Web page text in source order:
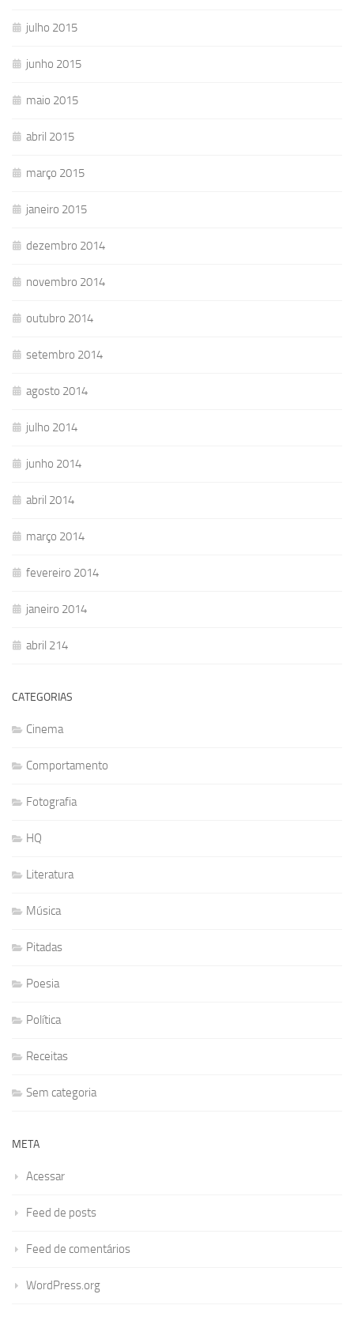
julho 2015
junho 2015
maio 2015
abril 2015
março 2015
janeiro 2015
dezembro 2014
novembro 2014
outubro 2014
setembro 2014
agosto 2014
julho 2014
junho 2014
abril 2014
março 2014
fevereiro 2014
janeiro 2014
abril 214
CATEGORIAS
Cinema
Comportamento
Fotografia
HQ
Literatura
Música
Pitadas
Poesia
Política
Receitas
Sem categoria
META
Acessar
Feed de posts
Feed de comentários
WordPress.org